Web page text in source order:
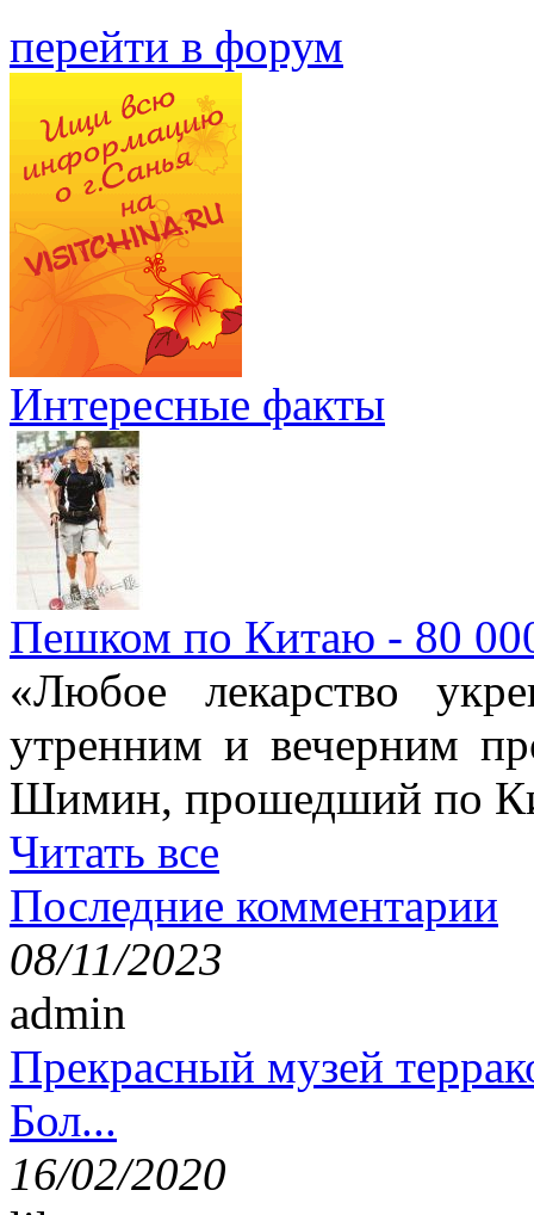
перейти в форум
Интересные факты
Пешком по Китаю - 80
«Любое лекарство
утренним и вечерним
Шимин, прошедший по
Читать все
Последние комментарии
08/11/2023
admin
Прекрасный музей
Бол...
16/02/2020